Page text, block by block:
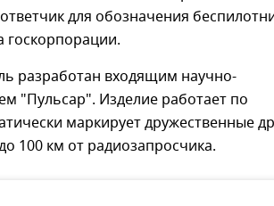
для обозначения
разработан входящим научно-
"Пульсар". Изделие работает по
маркирует дружественные
100 км от радиозапросчика.